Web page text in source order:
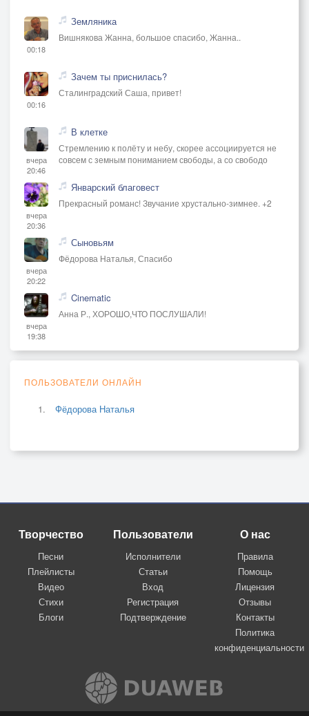
00:18
Земляника
Вишнякова Жанна, большое спасибо, Жанна..
00:16
Зачем ты приснилась?
Сталинградский Саша, привет!
вчера
20:46
В клетке
Стремлению к полёту и небу, скорее ассоциируется не
совсем с земным пониманием свободы, а со свободо
вчера
20:36
Январский благовест
Прекрасный романс! Звучание хрустально-зимнее. +2
вчера
20:22
Сыновьям
Фёдорова Наталья, Спасибо
вчера
19:38
Cinematic
Анна Р., ХОРОШО,ЧТО ПОСЛУШАЛИ!
ПОЛЬЗОВАТЕЛИ ОНЛАЙН
Фёдорова Наталья
Творчество
Песни
Плейлисты
Видео
Стихи
Блоги
Пользователи
Исполнители
Статьи
Вход
Регистрация
Подтверждение
О нас
Правила
Помощь
Лицензия
Отзывы
Контакты
Политика
конфиденциальности